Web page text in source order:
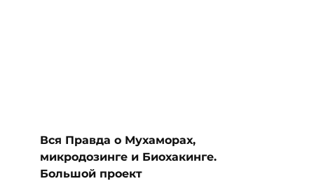
Вся Правда о Мухаморах,
микродозинге и Биохакинге.
Большой проект